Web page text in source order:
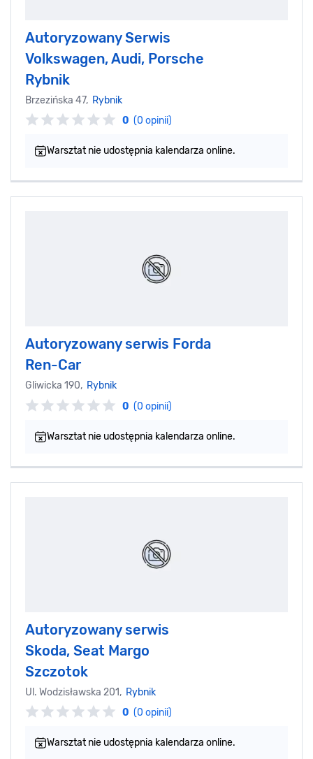
Autoryzowany Serwis
Volkswagen, Audi, Porsche
Rybnik
Brzezińska 47, Rybnik
0 (0 opinii)
Warsztat nie udostępnia kalendarza online.
Autoryzowany serwis Forda
Ren-Car
Gliwicka 190, Rybnik
0 (0 opinii)
Warsztat nie udostępnia kalendarza online.
Autoryzowany serwis
Skoda, Seat Margo
Szczotok
Ul. Wodzisławska 201, Rybnik
0 (0 opinii)
Warsztat nie udostępnia kalendarza online.